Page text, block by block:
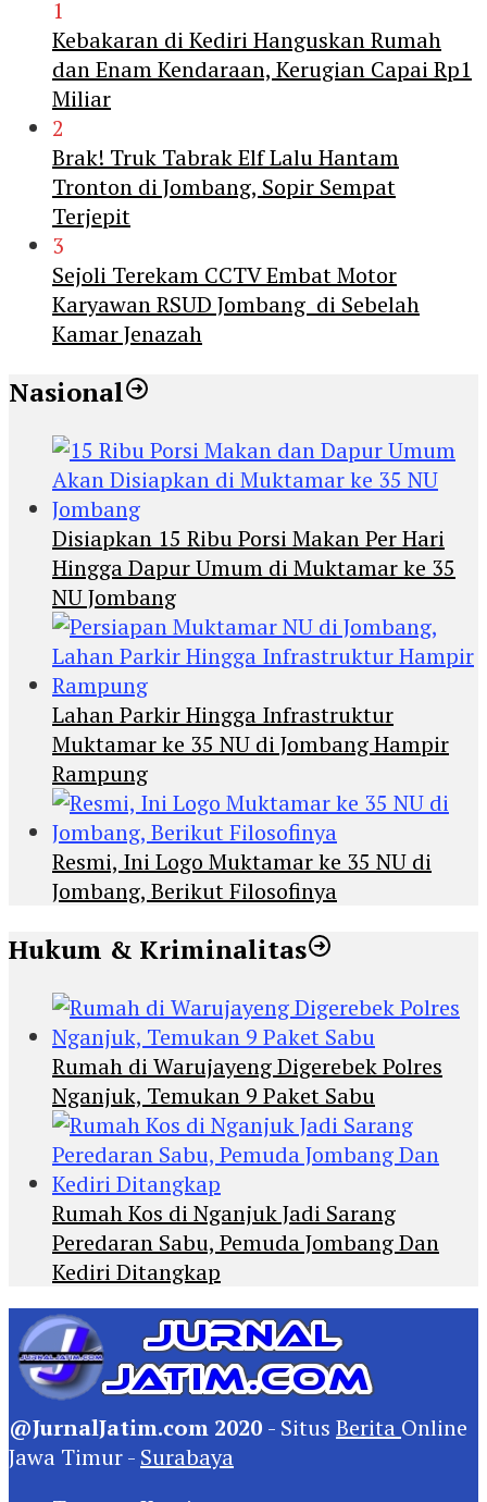
1
Kebakaran di Kediri Hanguskan Rumah
dan Enam Kendaraan, Kerugian Capai Rp1
Miliar
2
Brak! Truk Tabrak Elf Lalu Hantam
Tronton di Jombang, Sopir Sempat
Terjepit
3
Sejoli Terekam CCTV Embat Motor
Karyawan RSUD Jombang di Sebelah
Kamar Jenazah
Nasional
Disiapkan 15 Ribu Porsi Makan Per Hari
Hingga Dapur Umum di Muktamar ke 35
NU Jombang
Lahan Parkir Hingga Infrastruktur
Muktamar ke 35 NU di Jombang Hampir
Rampung
Resmi, Ini Logo Muktamar ke 35 NU di
Jombang, Berikut Filosofinya
Hukum & Kriminalitas
Rumah di Warujayeng Digerebek Polres
Nganjuk, Temukan 9 Paket Sabu
Rumah Kos di Nganjuk Jadi Sarang
Peredaran Sabu, Pemuda Jombang Dan
Kediri Ditangkap
@JurnalJatim.com 2020 - Situs Berita Online
Jawa Timur - Surabaya